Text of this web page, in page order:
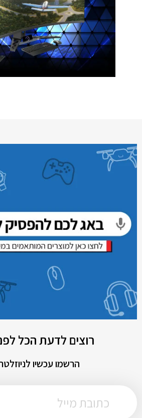
רוצים לדעת הכל
הרשמו עכשיו